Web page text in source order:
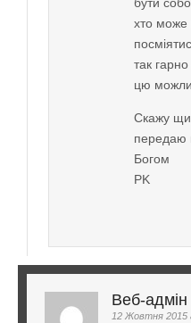
хто може
так
цю
Скажу
передаю
Богом
PK
Веб-адмін
12 Жовтня 2015